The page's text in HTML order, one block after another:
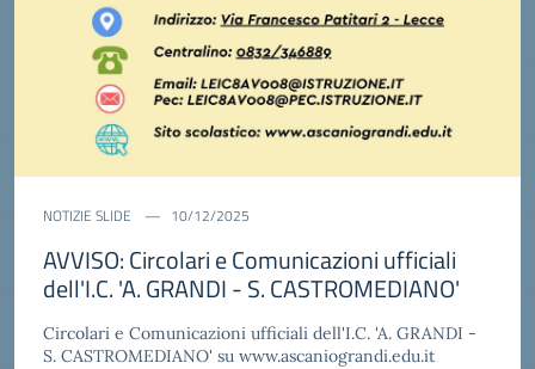
NOTIZIE SLIDE 10/12/2025
AVVISO: Circolari e Comunicazioni ufficiali
dell'I.C. 'A. GRANDI - S. CASTROMEDIANO'
Circolari e Comunicazioni ufficiali dell'I.C. 'A. GRANDI -
S. CASTROMEDIANO' su www.ascaniograndi.edu.it